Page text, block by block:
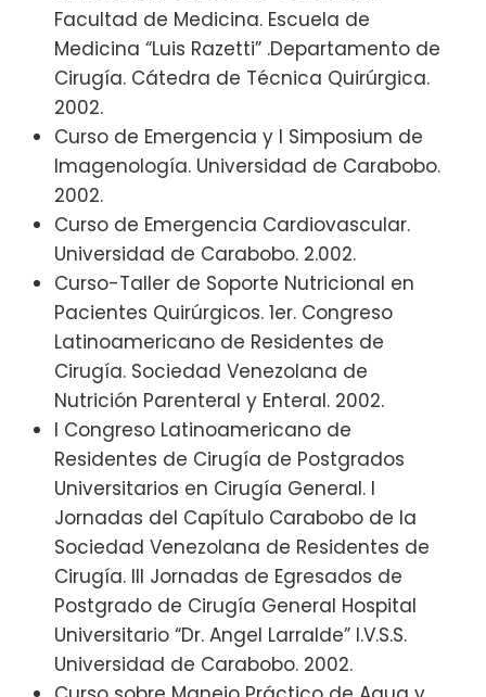
Facultad de Medicina. Escuela de
Medicina “Luis Razetti” .Departamento de
Cirugía. Cátedra de Técnica Quirúrgica.
2002.
Curso de Emergencia y I Simposium de
Imagenología. Universidad de Carabobo.
2002.
Curso de Emergencia Cardiovascular.
Universidad de Carabobo. 2.002.
Curso-Taller de Soporte Nutricional en
Pacientes Quirúrgicos. 1er. Congreso
Latinoamericano de Residentes de
Cirugía. Sociedad Venezolana de
Nutrición Parenteral y Enteral. 2002.
I Congreso Latinoamericano de
Residentes de Cirugía de Postgrados
Universitarios en Cirugía General. I
Jornadas del Capítulo Carabobo de la
Sociedad Venezolana de Residentes de
Cirugía. III Jornadas de Egresados de
Postgrado de Cirugía General Hospital
Universitario “Dr. Angel Larralde” I.V.S.S.
Universidad de Carabobo. 2002.